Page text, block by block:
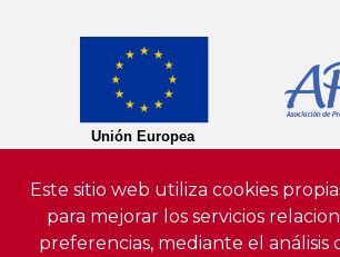
Este sitio web utiliza cookies
para mejorar los servicios
preferencias, mediante el análisis